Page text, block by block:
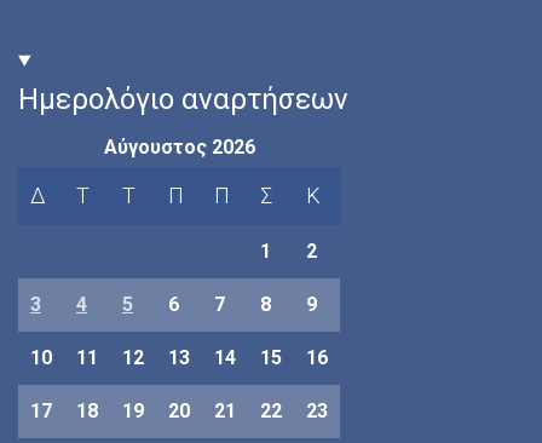
Ημερολόγιο αναρτήσεων
Αύγουστος 2026
Δ Τ Τ Π Π Σ Κ
1 2
3 4 5 6 7 8 9
10 11 12 13 14 15 16
17 18 19 20 21 22 23